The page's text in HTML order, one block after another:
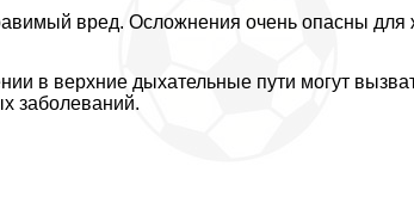
вред. Осложнения очень опасны для
в верхние дыхательные пути могут
заболеваний.